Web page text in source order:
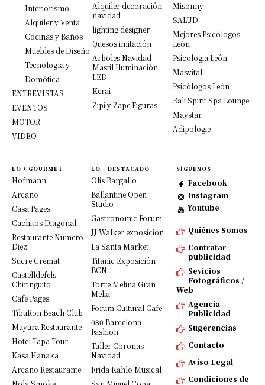
Interiorismo
Alquiler y Venta
Cocinas y Baños
Muebles de Diseño
Tecnología y
Domótica
ENTREVISTAS
EVENTOS
MOTOR
VIDEO
Alquiler decoración
navidad
lighting designer
Quesos imitación
Arboles Navidad
Mastil Iluminación
LED
Kerai
Zipi y Zape Figuras
Misonny
SALUD
Mejores Psicologos
León
Psicologia León
Masvital
Psicólogos León
Bali Spirit Spa Lounge
Maystar
Adipologie
LO + GOURMET
Hofmann
Arcano
Casa Pages
Cachitos Diagonal
Restaurante Número
Diez
Sucre Cremat
Castelldefels
Chiringuito
Cafe Pages
TibuRon Beach Club
Mayura Restaurante
Hotel Tapa Tour
Kasa Hanaka
Arcano Restaurante
LO + DESTACADO
Olis Bargallo
Ballantine Open
Studio
Gastronomic Forum
JJ Walker exposicion
La Santa Market
Titanic Exposición
BCN
Torre Melina Gran
Melia
Forum Cultural Cafe
080 Barcelona
Fashion
Taller Coronas
Navidad
Frida Kahlo Musical
SÍGUENOS
Facebook
Instagram
Youtube
Quiénes Somos
Contratar
publicidad
Sevicios
Fotográficos /
Web
Agencia
Publicidad
Sugerencias
Contacto
Aviso Legal
Condiciones de